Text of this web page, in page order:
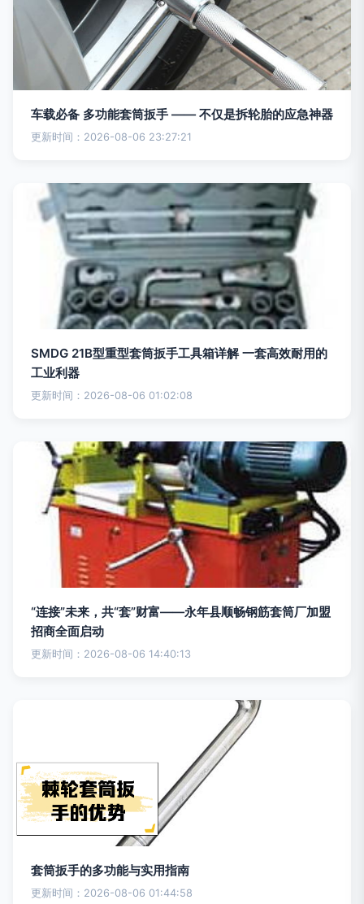
车载必备 多功能套筒扳手 —— 不仅是拆轮胎的应急神器
更新时间：2026-08-06 23:27:21
SMDG 21B型重型套筒扳手工具箱详解 一套高效耐用的
工业利器
更新时间：2026-08-06 01:02:08
“连接”未来，共“套”财富——永年县顺畅钢筋套筒厂加盟
招商全面启动
更新时间：2026-08-06 14:40:13
套筒扳手的多功能与实用指南
更新时间：2026-08-06 01:44:58